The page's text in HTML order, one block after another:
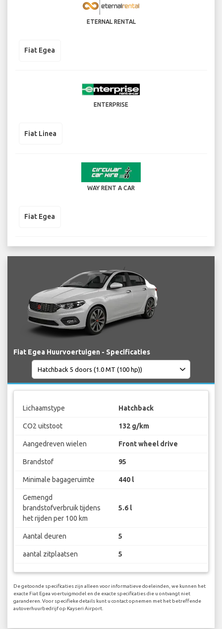
ETERNAL RENTAL
Fiat Egea
ENTERPRISE
Fiat Linea
WAY RENT A CAR
Fiat Egea
Fiat Egea Huurvoertuigen - Specificaties
Lichaamstype Hatchback
CO2 uitstoot 132 g/km
Aangedreven wielen Front wheel drive
Brandstof 95
Minimale bagageruimte 440 l
Gemengd
brandstofverbruik tijdens
het rijden per 100 km
5.6 l
Aantal deuren 5
aantal zitplaatsen 5
De getoonde specificaties zijn alleen voor informatieve doeleinden, we kunnen het
exacte Fiat Egea voertuigmodel en de exacte specificaties die u ontvangt niet
garanderen. Voor specifieke details kunt u contact opnemen met het betreffende
autoverhuurbedrijf op Kayseri Airport.